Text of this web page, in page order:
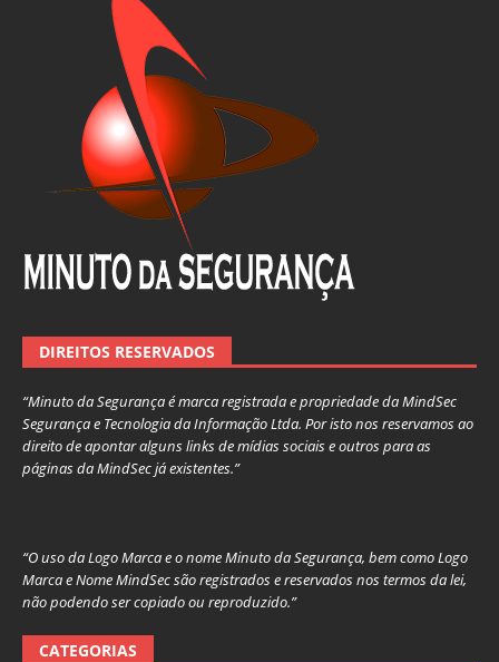
DIREITOS RESERVADOS
“Minuto da Segurança é marca registrada e propriedade da MindSec
Segurança e Tecnologia da Informação Ltda. Por isto nos reservamos ao
direito de apontar alguns links de mídias sociais e outros para as
páginas da MindSec já existentes.”
“O uso da Logo Marca e o nome Minuto da Segurança, bem como Logo
Marca e Nome MindSec são registrados e reservados nos termos da lei,
não podendo ser copiado ou reproduzido.”
CATEGORIAS